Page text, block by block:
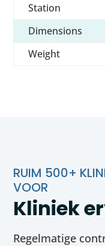
Station
Dimensions
Weight
RUIM 500+
VOOR
Kliniek
Regelmatige